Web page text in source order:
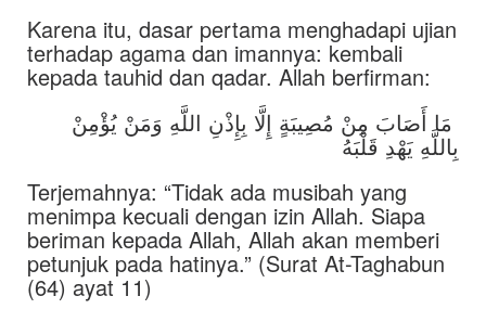
Karena itu, dasar pertama menghadapi ujian
terhadap agama dan imannya: kembali
kepada tauhid dan qadar. Allah berfirman:
مَا أَصَابَ مِنْ مُصِيبَةٍ إِلَّا بِإِذْنِ اللَّهِ وَمَنْ يُؤْمِنْ
بِاللَّهِ يَهْدِ قَلْبَهُ
Terjemahnya: “Tidak ada musibah yang
menimpa kecuali dengan izin Allah. Siapa
beriman kepada Allah, Allah akan memberi
petunjuk pada hatinya.” (Surat At-Taghabun
(64) ayat 11)